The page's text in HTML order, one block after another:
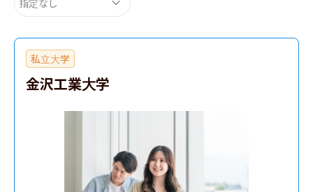
私立大学
金沢工業大学